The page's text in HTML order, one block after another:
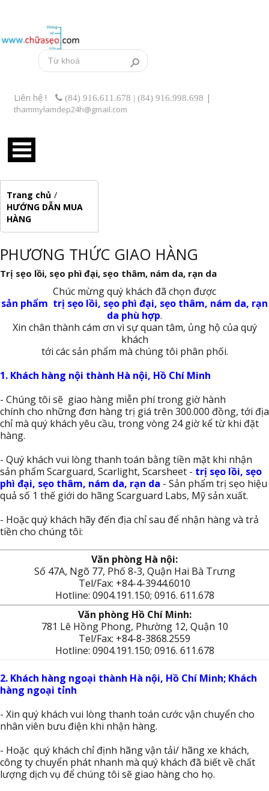
Liên hệ ! (84) 916.611.678 | (84) 916.998.698 |
thammylamdep24h@gmail.com
Trang chủ /
HƯỚNG DẪN MUA
HÀNG
PHƯƠNG THỨC GIAO HÀNG
Trị sẹo lồi, sẹo phì đại, sẹo thâm, nám da, rạn da
Chúc mừng quý khách đã chọn được
sản phẩm trị sẹo lồi, sẹo phì đại, sẹo thâm, nám da, rạn
da phù hợp.
Xin chân thành cám ơn vì sự quan tâm, ủng hộ của quý
khách
tới các sản phẩm mà chúng tôi phân phối.
1. Khách hàng nội thành Hà nội, Hồ Chí Minh
- Chúng tôi sẽ giao hàng miễn phí trong giờ hành
chính cho những đơn hàng trị giá trên 300.000 đồng, tới địa
chỉ mà quý khách yêu cầu, trong vòng 24 giờ kể từ khi đặt
hàng.
- Quý khách vui lòng thanh toán bằng tiền mặt khi nhận
sản phẩm Scarguard, Scarlight, Scarsheet - trị sẹo lồi, sẹo
phì đại, sẹo thâm, nám da, rạn da - Sản phẩm trị sẹo hiệu
quả số 1 thế giới do hãng Scarguard Labs, Mỹ sản xuất.
- Hoặc quý khách hãy đến địa chỉ sau để nhận hàng và trả
tiền cho chúng tôi:
Văn phòng Hà nội:
Số 47A, Ngõ 77, Phố 8-3, Quận Hai Bà Trưng
Tel/Fax: +84-4-3944.6010
Hotline: 0904.191.150; 0916. 611.678
Văn phòng Hồ Chí Minh:
781 Lê Hồng Phong, Phường 12, Quận 10
Tel/Fax: +84-8-3868.2559
Hotline: 0904.191.150; 0916. 611.678
2. Khách hàng ngoại thành Hà nội, Hồ Chí Minh; Khách
hàng ngoại tỉnh
- Xin quý khách vui lòng thanh toán cước vận chuyển cho
nhân viên bưu điện khi nhận hàng.
- Hoặc quý khách chỉ định hãng vận tải/ hãng xe khách,
công ty chuyển phát nhanh mà quý khách đã biết về chất
lượng dịch vụ để chúng tôi sẽ giao hàng cho họ.